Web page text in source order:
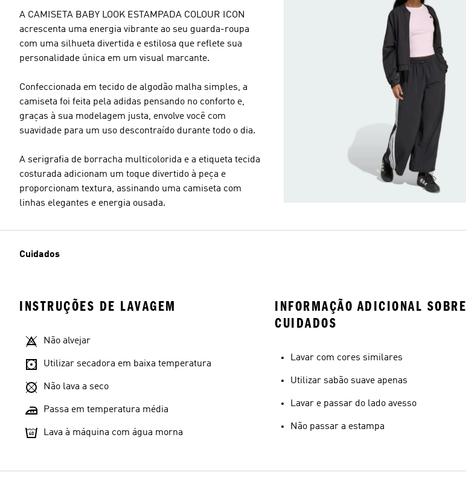
A CAMISETA BABY LOOK ESTAMPADA COLOUR ICON
acrescenta uma energia vibrante ao seu guarda-roupa
com uma silhueta divertida e estilosa que reflete sua
personalidade única em um visual marcante.
Confeccionada em tecido de algodão malha simples, a
camiseta foi feita pela adidas pensando no conforto e,
graças à sua modelagem justa, envolve você com
suavidade para um uso descontraído durante todo o dia.
A serigrafia de borracha multicolorida e a etiqueta tecida
costurada adicionam um toque divertido à peça e
proporcionam textura, assinando uma camiseta com
linhas elegantes e energia ousada.
Cuidados
INSTRUÇÕES DE LAVAGEM
Não alvejar
Utilizar secadora em baixa temperatura
Não lava a seco
Passa em temperatura média
Lava à máquina com água morna
INFORMAÇÃO ADICIONAL SOBRE
CUIDADOS
Lavar com cores similares
Utilizar sabão suave apenas
Lavar e passar do lado avesso
Não passar a estampa